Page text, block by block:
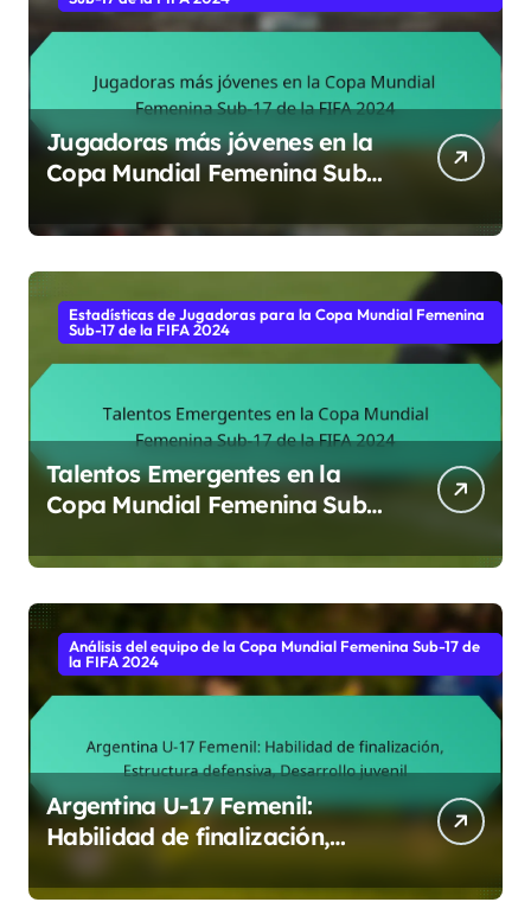
Jugadoras más jóvenes en la
Copa Mundial Femenina Sub-
Estadísticas de Jugadoras para la Copa Mundial Femenina
Sub-17 de la FIFA 2024
Talentos Emergentes en la
Copa Mundial Femenina Sub-
Análisis del equipo de la Copa Mundial Femenina Sub-17 de
la FIFA 2024
Argentina U-17 Femenil:
Habilidad de finalización,
Estructura defensiva,
Desarrollo juvenil